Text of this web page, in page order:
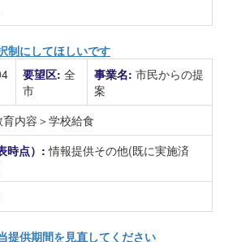
制にしてほしいです
要望区: 全
市
事業名: 市民からの提
案
内容＞学校給食
時点）:情報提供その他(既に実施済
提供期間を見直してください